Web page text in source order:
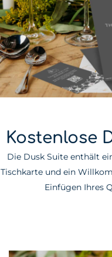
Kostenlose
Die Dusk Suite enthält
Tischkarte und ein
Einfügen Ihres